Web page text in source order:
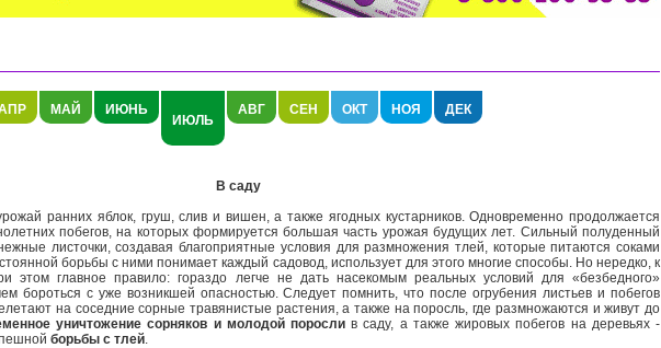
МАЙ ИЮНЬ
ИЮЛЬ
АВГ СЕН ОКТ НОЯ ДЕК
В саду
ранних яблок, груш, слив и вишен, а также ягодных кустарников. Одновременно продолжается
побегов, на которых формируется большая часть урожая будущих лет. Сильный полуденный
листочки, создавая благоприятные условия для размножения тлей, которые питаются соками
борьбы с ними понимает каждый садовод, использует для этого многие способы. Но нередко, к
этом главное правило: гораздо легче не дать насекомым реальных условий для «безбедного»
бороться с уже возникшей опасностью. Следует помнить, что после огрубения листьев и побегов
на соседние сорные травянистые растения, а также на поросль, где размножаются и живут до
уничтожение сорняков и молодой поросли в саду, а также жировых побегов на деревьях -
борьбы с тлей.